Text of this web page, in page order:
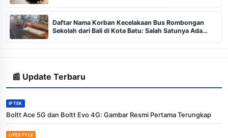
Daftar Nama Korban Kecelakaan Bus Rombongan
Sekolah dari Bali di Kota Batu: Salah Satunya Ada
📰 Update Terbaru
IPTEK
Boltt Ace 5G dan Boltt Evo 4G: Gambar Resmi Pertama Terungkap
LIFESTYLE